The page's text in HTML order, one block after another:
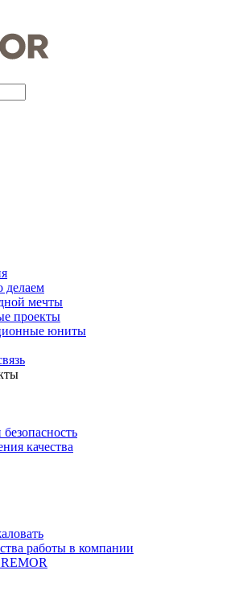
делаем
мечты
проекты
юниты
качества
работы в компании